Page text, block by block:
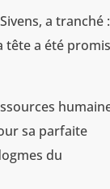
a tranché :
tête a été
sa parfaite
du